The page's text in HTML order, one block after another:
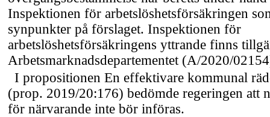
Inspektionen för arbetslöshetsförsäkringen
synpunkter på förslaget. Inspektionen för
arbetslöshetsförsäkringens yttrande finns
Arbetsmarknadsdepartementet (A/2020/
I propositionen En effektivare kommunal
(prop. 2019/20:176) bedömde regeringen att
för närvarande inte bör införas.